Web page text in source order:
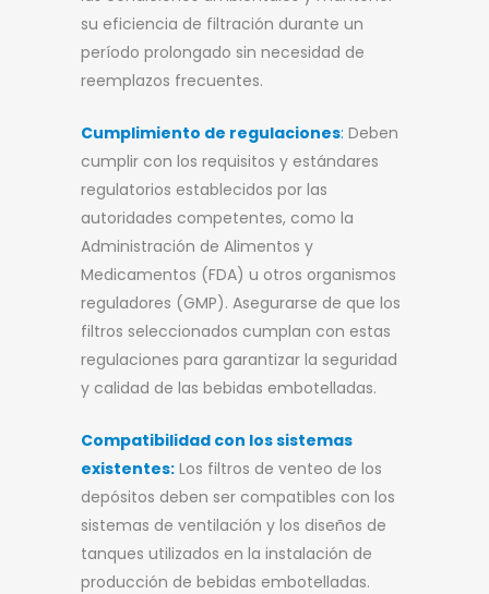
su eficiencia de filtración durante un
período prolongado sin necesidad de
reemplazos frecuentes.
Cumplimiento de regulaciones: Deben
cumplir con los requisitos y estándares
regulatorios establecidos por las
autoridades competentes, como la
Administración de Alimentos y
Medicamentos (FDA) u otros organismos
reguladores (GMP). Asegurarse de que los
filtros seleccionados cumplan con estas
regulaciones para garantizar la seguridad
y calidad de las bebidas embotelladas.
Compatibilidad con los sistemas
existentes: Los filtros de venteo de los
depósitos deben ser compatibles con los
sistemas de ventilación y los diseños de
tanques utilizados en la instalación de
producción de bebidas embotelladas.